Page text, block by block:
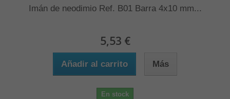
Imán de neodimio Ref. B01 Barra 4x10 mm...
5,53 €
Añadir al carrito Más
En stock